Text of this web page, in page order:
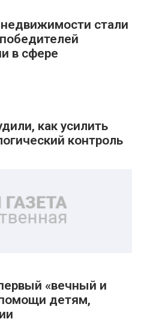
стали
в сфере
как усилить
контроль
«вечный и
детям,